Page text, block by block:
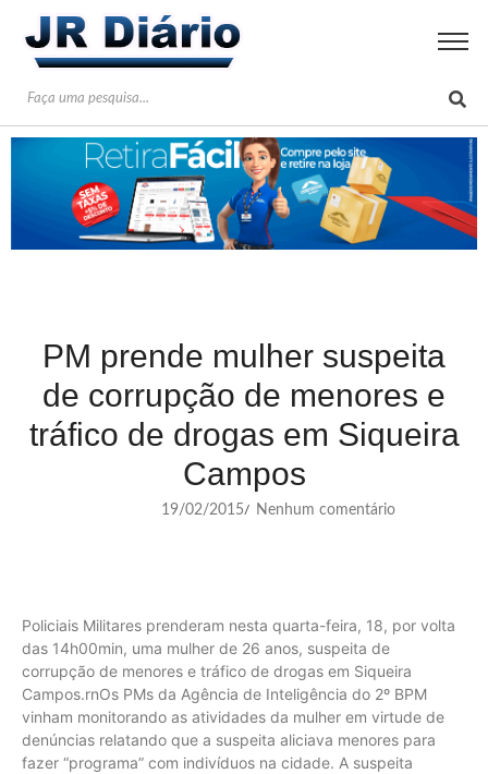
PM prende mulher suspeita
de corrupção de menores e
tráfico de drogas em Siqueira
Campos
19/02/2015/ Nenhum comentário
Policiais Militares prenderam nesta quarta-feira, 18, por volta
das 14h00min, uma mulher de 26 anos, suspeita de
corrupção de menores e tráfico de drogas em Siqueira
Campos.rnOs PMs da Agência de Inteligência do 2º BPM
vinham monitorando as atividades da mulher em virtude de
denúncias relatando que a suspeita aliciava menores para
fazer “programa” com indivíduos na cidade. A suspeita